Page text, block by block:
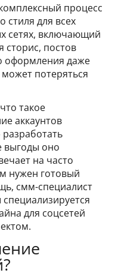
процесс
стиля для всех
сетях, включающий
сторис, постов
оформления даже
потеряться
такое
аккаунтов
разработать
выгоды оно
на часто
нужен готовый
смм-специалист
для соцсетей